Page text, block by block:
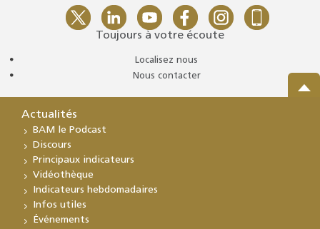
Toujours à votre écoute
Localisez nous
Nous contacter
Actualités
BAM le Podcast
Discours
Principaux indicateurs
Vidéothèque
Indicateurs hebdomadaires
Infos utiles
Événements